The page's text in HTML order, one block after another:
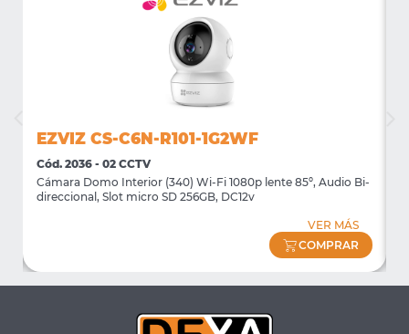
EZVIZ CS-C6N-R101-1G2WF
Cód. 2036 - 02 CCTV
Cámara Domo Interior (340) Wi-Fi 1080p lente 85º, Audio Bi-
direccional, Slot micro SD 256GB, DC12v
VER MÁS
COMPRAR